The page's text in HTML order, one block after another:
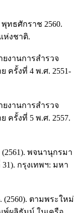
ทธศักราช 2560.
ห่งชาติ.
ยงานการสำรวจ
ครั้งที่ 4 พ.ศ. 2551-
ยงานการสำรวจ
ครั้งที่ 5 พ.ศ. 2557.
พจนานุกรมา
กรุงเทพฯ: มหา
ตามพระใหม่